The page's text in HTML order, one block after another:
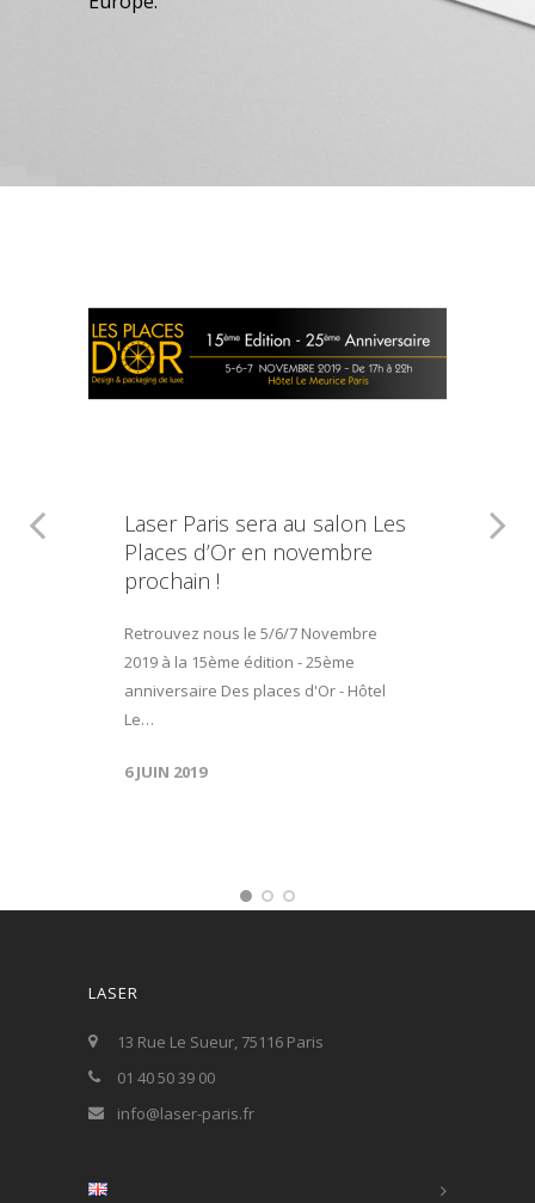
Laser Paris sera au salon Les
Places d’Or en novembre
prochain !
Retrouvez nous le 5/6/7 Novembre
2019 à la 15ème édition - 25ème
anniversaire Des places d'Or - Hôtel
Le…
6 JUIN 2019
LASER
13 Rue Le Sueur, 75116 Paris
01 40 50 39 00
info@laser-paris.fr